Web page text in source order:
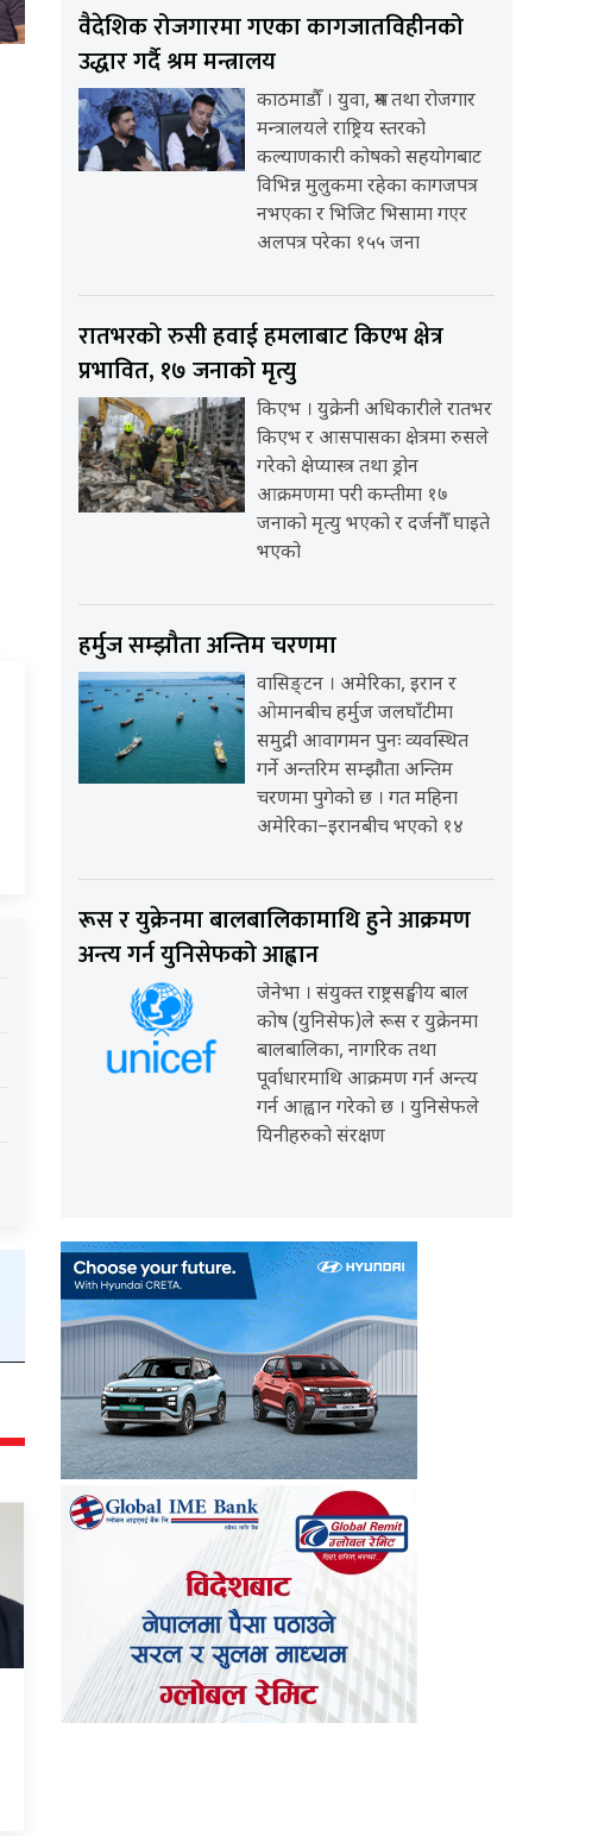
वैदेशिक रोजगारमा गएका कागजातविहीनको
उद्धार गर्दै श्रम मन्त्रालय
काठमाडौँ । युवा, श्रम तथा रोजगार
मन्त्रालयले राष्ट्रिय स्तरको
कल्याणकारी कोषको सहयोगबाट
विभिन्न मुलुकमा रहेका कागजपत्र
नभएका र भिजिट भिसामा गएर
अलपत्र परेका १५५ जना
रातभरको रुसी हवाई हमलाबाट किएभ क्षेत्र
प्रभावित, १७ जनाको मृत्यु
किएभ । युक्रेनी अधिकारीले रातभर
किएभ र आसपासका क्षेत्रमा रुसले
गरेको क्षेप्यास्त्र तथा ड्रोन
आक्रमणमा परी कम्तीमा १७
जनाको मृत्यु भएको र दर्जनौँ घाइते
भएको
हर्मुज सम्झौता अन्तिम चरणमा
वासिङ्टन । अमेरिका, इरान र
ओमानबीच हर्मुज जलघाँटीमा
समुद्री आवागमन पुनः व्यवस्थित
गर्ने अन्तरिम सम्झौता अन्तिम
चरणमा पुगेको छ । गत महिना
अमेरिका–इरानबीच भएको १४
रूस र युक्रेनमा बालबालिकामाथि हुने आक्रमण
अन्त्य गर्न युनिसेफको आह्वान
जेनेभा । संयुक्त राष्ट्रसङ्घीय बाल
कोष (युनिसेफ)ले रूस र युक्रेनमा
बालबालिका, नागरिक तथा
पूर्वाधारमाथि आक्रमण गर्न अन्त्य
गर्न आह्वान गरेको छ । युनिसेफले
यिनीहरुको संरक्षण